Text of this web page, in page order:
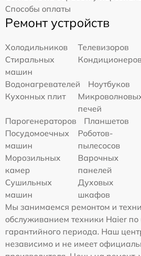
Способы оплаты
Ремонт устройств
Холодильников
Телевизоров
Стиральных
машин
Водонагревателей
Ноутбуков
Кухонных плит
печей
Парогенераторов
Планшетов
Посудомоечных
машин
Роботов-
пылесосов
Морозильных
камер
Варочных
панелей
Сушильных
машин
Духовых
шкафов
Мы занимаемся ремонтом и
обслуживанием техники Haier по
гарантийного периода. Наш
независимо и не имеет